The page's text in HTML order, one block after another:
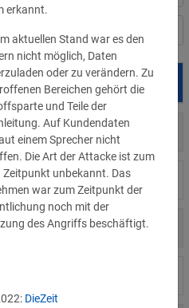
Land
Solartechnik
Devices
erkannt.
aktuellen Stand war es den
nicht möglich, Daten
oder zu verändern. Zu
Bereichen gehört die
und Teile der
Auf Kundendaten
einem Sprecher nicht
Die Art der Attacke ist zum
Zeitpunkt unbekannt. Das
war zum Zeitpunkt der
noch mit der
des Angriffs beschäftigt.
DieZeit